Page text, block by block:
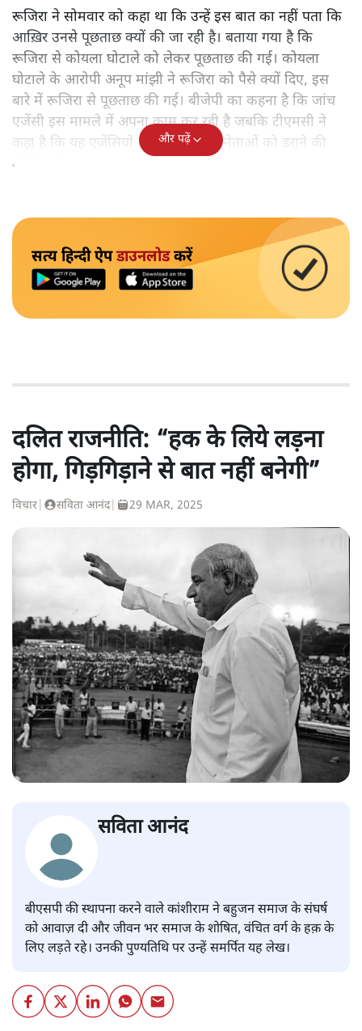
रूजिरा ने सोमवार को कहा था कि उन्हें इस बात का नहीं पता कि
आख़िर उनसे पूछताछ क्यों की जा रही है। बताया गया है कि
रूजिरा से कोयला घोटाले को लेकर पूछताछ की गई। कोयला
घोटाले के आरोपी अनूप मांझी ने रूजिरा को पैसे क्यों दिए, इस
बारे में रूजिरा से पूछताछ की गई। बीजेपी का कहना है कि जांच
एजेंसी इस मामले में अपना काम कर रही है जबकि टीएमसी ने
कहा है कि यह एजेंसियों के जरिये विपक्षी नेताओं को डराने की
कोशिश है।
और पढ़ें
सत्य हिन्दी ऐपडाउनलोडकरें
दलित राजनीति: “हक के लिये लड़ना
होगा, गिड़गिड़ाने से बात नहीं बनेगी”
विचार सविता आनंद| 29 MAR, 2025
सविता आनंद
बीएसपी की स्थापना करने वाले कांशीराम ने बहुजन समाज के संघर्ष
को आवाज़ दी और जीवन भर समाज के शोषित, वंचित वर्ग के हक़ के
लिए लड़ते रहे। उनकी पुण्यतिथि पर उन्हें समर्पित यह लेख।